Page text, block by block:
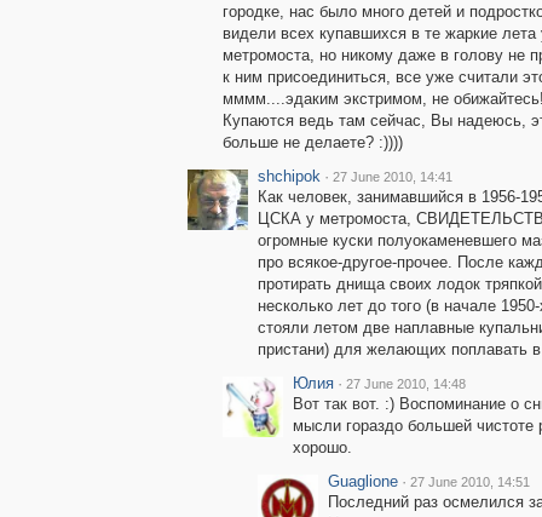
городке, нас было много детей и
видели всех купавшихся в те жаркие лета
метромоста, но никому даже в голову не
к ним присоединиться, все уже считали
мммм....эдаким экстримом, не
Купаются ведь там сейчас, Вы надеюсь,
больше не делаете? :))))
shchipok · 27 June 2010, 14:41
Как человек, занимавшийся в 1956-
ЦСКА у метромоста,
огромные куски полуокаменевшего
про всякое-другое-прочее. После
протирать днища своих лодок
несколько лет до того (в начале
стояли летом две наплавные
пристани) для желающих поплавать
Юлия · 27 June 2010, 14:48
Вот так вот. :) Воспоминание о
мысли гораздо большей
хорошо.
Guaglione · 27 June 2010, 14:51
Последний раз осмелился